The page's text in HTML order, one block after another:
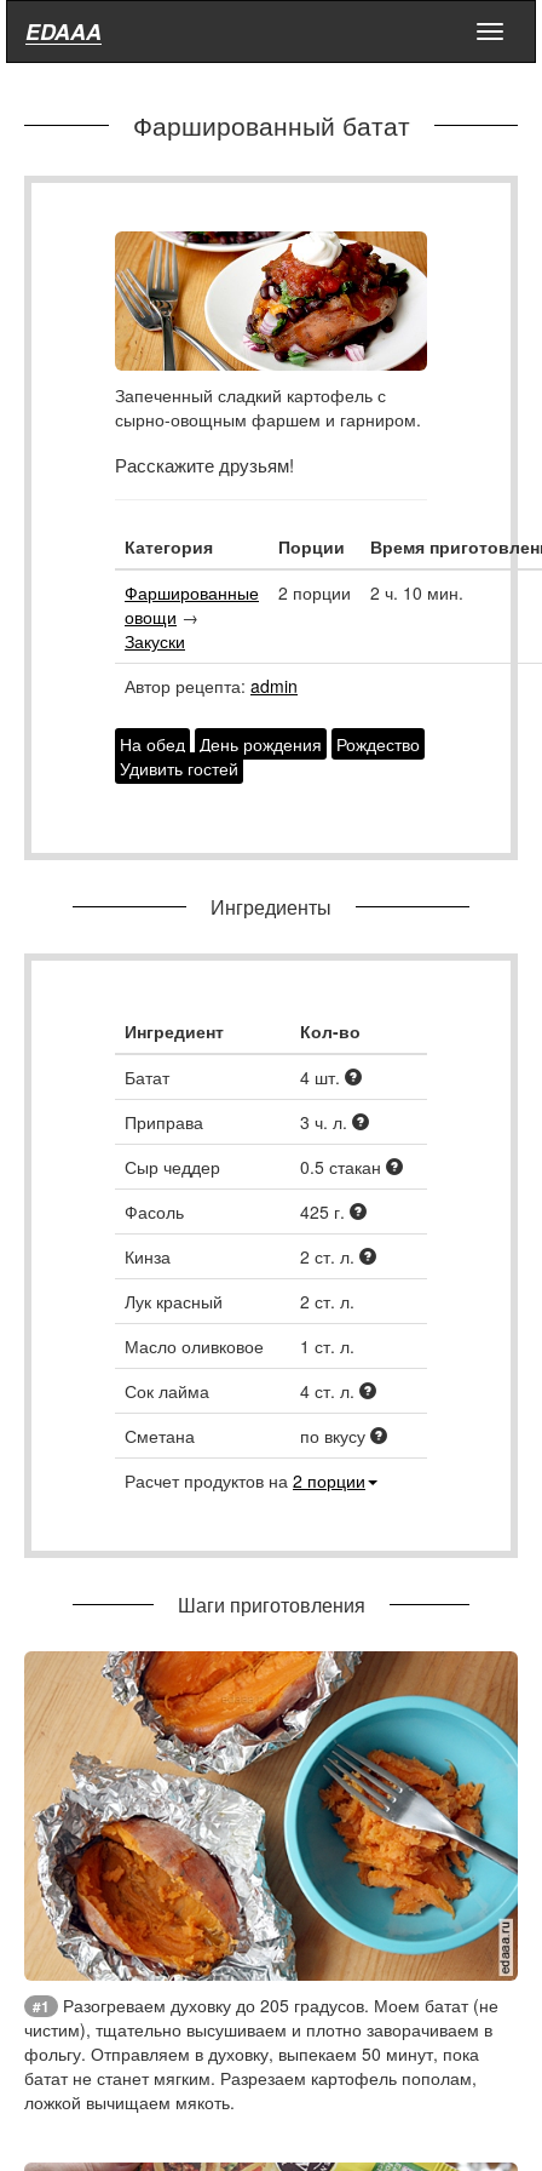
EDAAA Меню
Фаршированный батат
Запеченный сладкий картофель с
сырно-овощным фаршем и гарниром.
Расскажите друзьям!
Категория Порции
Время
Фаршированные
овощи →
Закуски
2 порции 2 ч. 10 мин.
Автор рецепта: admin
На обед День рождения
Рождество
Удивить гостей
Ингредиенты
Ингредиент
Кол-во
Батат
4 шт.
Приправа
3 ч. л.
Сыр чеддер
0.5 стакан
Фасоль
425 г.
Кинза
2 ст. л.
Лук красный
2 ст. л.
Масло оливковое
1 ст. л.
Сок лайма
4 ст. л.
Сметана
по вкусу
Расчет продуктов на 2 порции
Шаги приготовления
#1
Разогреваем духовку до 205 градусов. Моем батат (не
чистим), тщательно высушиваем и плотно заворачиваем в
фольгу. Отправляем в духовку, выпекаем 50 минут, пока
батат не станет мягким. Разрезаем картофель пополам,
ложкой вычищаем мякоть.